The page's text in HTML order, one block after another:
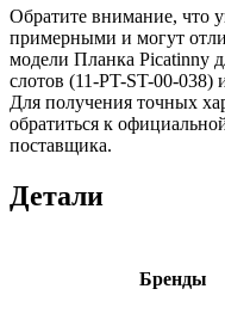
Обратите внимание, что
примерными и могут
модели Планка Picatinny
слотов (11-PT-ST-00-038)
Для получения точных
обратиться к
поставщика.
Детали
Бренды